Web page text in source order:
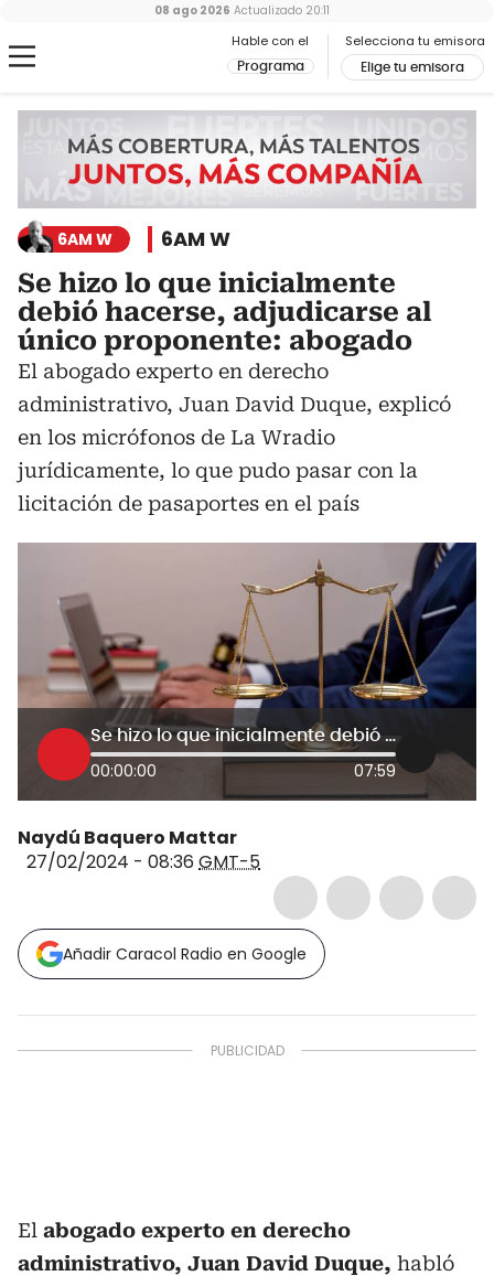
Hable con el
Programa
Selecciona tu emisora
Elige tu emisora
08 ago 2026 Actualizado 20:11
6AM W 6AM W
Se hizo lo que inicialmente
debió hacerse, adjudicarse al
único proponente: abogado
El abogado experto en derecho
administrativo, Juan David Duque, explicó
en los micrófonos de La Wradio
jurídicamente, lo que pudo pasar con la
licitación de pasaportes en el país
Se hizo lo que inicialmente debió hacerse, adjudicarse al único proponente: abogado
00:00:00 07:59
Naydú Baquero Mattar
27/02/2024 - 08:36 GMT-5
Añadir Caracol Radio en Google
El abogado experto en derecho
administrativo, Juan David Duque, habló